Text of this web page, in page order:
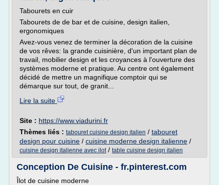
Tabourets en cuir
Tabourets de de bar et de cuisine, design italien,
ergonomiques
Avez-vous venez de terminer la décoration de la cuisine
de vos rêves: la grande cuisinière, d'un important plan de
travail, mobilier design et les croyances à l'ouverture des
systèmes moderne et pratique. Au centre ont également
décidé de mettre un magnifique comptoir qui se
démarque sur tout, de granit...
Lire la suite
Site : https://www.viadurini.fr
Thèmes liés : tabouret cuisine design italien / tabouret
design pour cuisine / cuisine moderne design italienne /
cuisine design italienne avec ilot/ table cuisine design italien
Conception De Cuisine - fr.pinterest.com
Îlot de cuisine moderne